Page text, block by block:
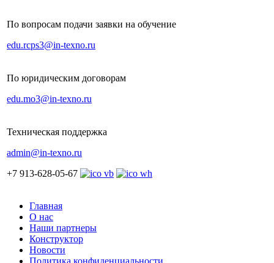
По вопросам подачи заявки на обучение
edu.rcps3@in-texno.ru
По юридическим договорам
edu.mo3@in-texno.ru
Техническая поддержка
admin@in-texno.ru
+7 913-628-05-67
Главная
О нас
Наши партнеры
Конструктор
Новости